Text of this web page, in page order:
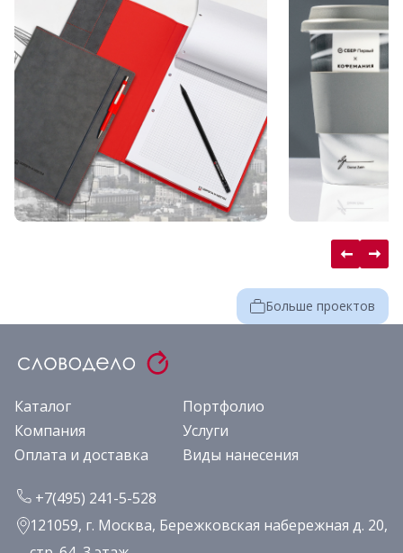
Больше проектов
Каталог
Портфолио
Компания
Услуги
Оплата и доставка
Виды нанесения
+7(495) 241-5-528
121059, г. Москва, Бережковская набережная д. 20,